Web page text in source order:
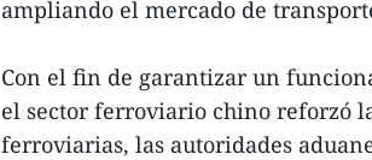
ampliando el mercado de
Con el fin de garantizar un
el sector ferroviario chino reforzó
ferroviarias, las autoridades